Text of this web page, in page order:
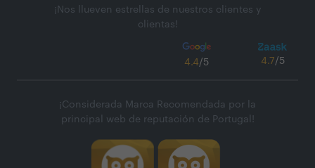
¡Nos llueven estrellas de nuestros clientes y
clientas!
4.4/5 4.7/5
¡Considerada Marca Recomendada por la
principal web de reputación de Portugal!